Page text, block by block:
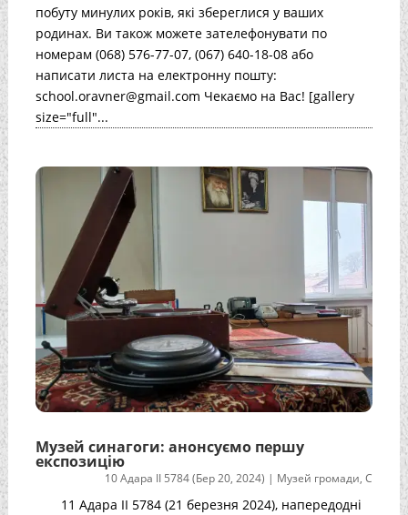
побуту минулих років, які збереглися у ваших
родинах. Ви також можете зателефонувати по
номерам (068) 576-77-07, (067) 640-18-08 або
написати листа на електронну пошту:
school.oravner@gmail.com Чекаємо на Вас! [gallery
size="full"...
Музей синагоги: анонсуємо першу
експозицію
10 Адара II 5784 (Бер 20, 2024) | Музей громади,С
11 Адара II 5784 (21 березня 2024), напередодні